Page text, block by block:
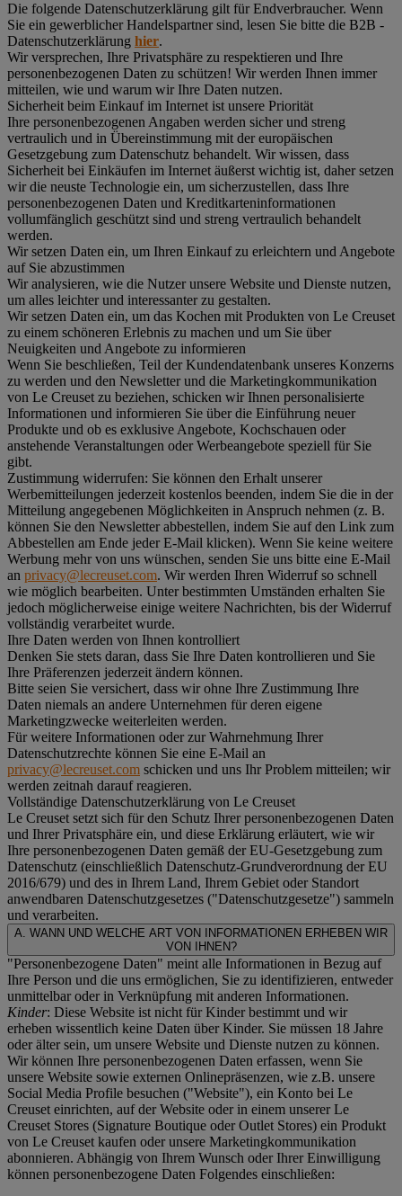
Die folgende Datenschutzerklärung gilt für Endverbraucher. Wenn
Sie ein gewerblicher Handelspartner sind, lesen Sie bitte die B2B -
Datenschutzerklärung hier.
Wir versprechen, Ihre Privatsphäre zu respektieren und Ihre
personenbezogenen Daten zu schützen! Wir werden Ihnen immer
mitteilen, wie und warum wir Ihre Daten nutzen.
Sicherheit beim Einkauf im Internet ist unsere Priorität
Ihre personenbezogenen Angaben werden sicher und streng
vertraulich und in Übereinstimmung mit der europäischen
Gesetzgebung zum Datenschutz behandelt. Wir wissen, dass
Sicherheit bei Einkäufen im Internet äußerst wichtig ist, daher setzen
wir die neuste Technologie ein, um sicherzustellen, dass Ihre
personenbezogenen Daten und Kreditkarteninformationen
vollumfänglich geschützt sind und streng vertraulich behandelt
werden.
Wir setzen Daten ein, um Ihren Einkauf zu erleichtern und Angebote
auf Sie abzustimmen
Wir analysieren, wie die Nutzer unsere Website und Dienste nutzen,
um alles leichter und interessanter zu gestalten.
Wir setzen Daten ein, um das Kochen mit Produkten von Le Creuset
zu einem schöneren Erlebnis zu machen und um Sie über
Neuigkeiten und Angebote zu informieren
Wenn Sie beschließen, Teil der Kundendatenbank unseres Konzerns
zu werden und den Newsletter und die Marketingkommunikation
von Le Creuset zu beziehen, schicken wir Ihnen personalisierte
Informationen und informieren Sie über die Einführung neuer
Produkte und ob es exklusive Angebote, Kochschauen oder
anstehende Veranstaltungen oder Werbeangebote speziell für Sie
gibt.
Zustimmung widerrufen: Sie können den Erhalt unserer
Werbemitteilungen jederzeit kostenlos beenden, indem Sie die in der
Mitteilung angegebenen Möglichkeiten in Anspruch nehmen (z. B.
können Sie den Newsletter abbestellen, indem Sie auf den Link zum
Abbestellen am Ende jeder E-Mail klicken). Wenn Sie keine weitere
Werbung mehr von uns wünschen, senden Sie uns bitte eine E-Mail
an privacy@lecreuset.com. Wir werden Ihren Widerruf so schnell
wie möglich bearbeiten. Unter bestimmten Umständen erhalten Sie
jedoch möglicherweise einige weitere Nachrichten, bis der Widerruf
vollständig verarbeitet wurde.
Ihre Daten werden von Ihnen kontrolliert
Denken Sie stets daran, dass Sie Ihre Daten kontrollieren und Sie
Ihre Präferenzen jederzeit ändern können.
Bitte seien Sie versichert, dass wir ohne Ihre Zustimmung Ihre
Daten niemals an andere Unternehmen für deren eigene
Marketingzwecke weiterleiten werden.
Für weitere Informationen oder zur Wahrnehmung Ihrer
Datenschutzrechte können Sie eine E-Mail an
privacy@lecreuset.com schicken und uns Ihr Problem mitteilen; wir
werden zeitnah darauf reagieren.
Vollständige Datenschutzerklärung von Le Creuset
Le Creuset setzt sich für den Schutz Ihrer personenbezogenen Daten
und Ihrer Privatsphäre ein, und diese Erklärung erläutert, wie wir
Ihre personenbezogenen Daten gemäß der EU-Gesetzgebung zum
Datenschutz (einschließlich Datenschutz-Grundverordnung der EU
2016/679) und des in Ihrem Land, Ihrem Gebiet oder Standort
anwendbaren Datenschutzgesetzes ("Datenschutzgesetze") sammeln
und verarbeiten.
A. WANN UND WELCHE ART VON INFORMATIONEN ERHEBEN WIR
VON IHNEN?
"Personenbezogene Daten" meint alle Informationen in Bezug auf
Ihre Person und die uns ermöglichen, Sie zu identifizieren, entweder
unmittelbar oder in Verknüpfung mit anderen Informationen.
Kinder: Diese Website ist nicht für Kinder bestimmt und wir
erheben wissentlich keine Daten über Kinder. Sie müssen 18 Jahre
oder älter sein, um unsere Website und Dienste nutzen zu können.
Wir können Ihre personenbezogenen Daten erfassen, wenn Sie
unsere Website sowie externen Onlinepräsenzen, wie z.B. unsere
Social Media Profile besuchen ("Website"), ein Konto bei Le
Creuset einrichten, auf der Website oder in einem unserer Le
Creuset Stores (Signature Boutique oder Outlet Stores) ein Produkt
von Le Creuset kaufen oder unsere Marketingkommunikation
abonnieren. Abhängig von Ihrem Wunsch oder Ihrer Einwilligung
können personenbezogene Daten Folgendes einschließen: